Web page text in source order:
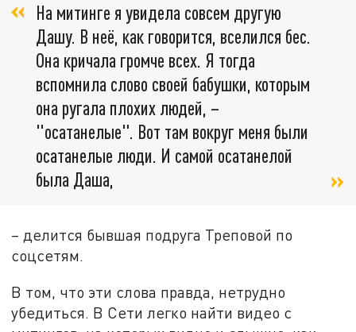
На митинге я увидела совсем другую
Дашу. В неё, как говорится, вселился бес.
Она кричала громче всех. Я тогда
вспомнила слово своей бабушки, которым
она ругала плохих людей, –
"осатанелые". Вот там вокруг меня были
осатанелые люди. И самой осатанелой
была Даша,
– делится бывшая подруга Треповой по
соцсетям.
В том, что эти слова правда, нетрудно
убедиться. В Сети легко найти видео с